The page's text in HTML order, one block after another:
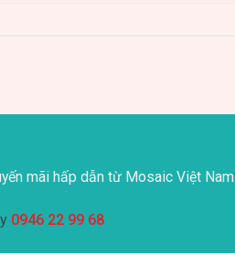
mãi hấp dẫn từ Mosaic Việt Nam
0946 22 99 68